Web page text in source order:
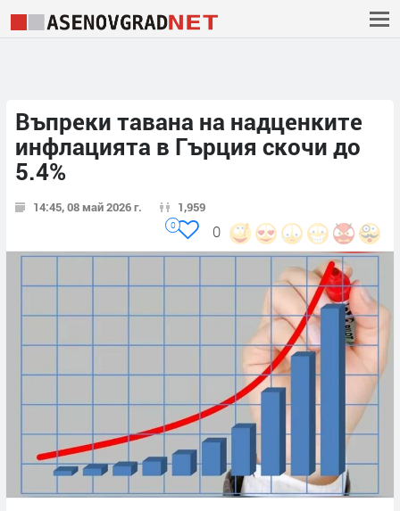
Въпреки тавана на надценките
инфлацията в Гърция скочи до
5.4%
14:45, 08 май 2026 г. 1,959
0
0